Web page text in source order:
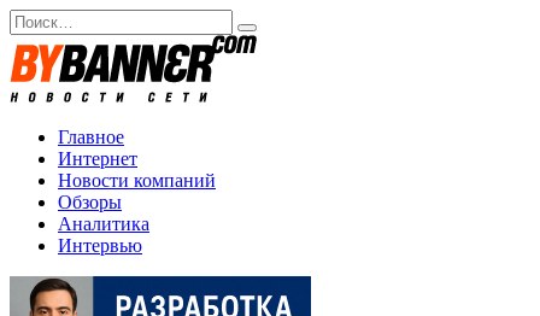
Перейти
к
содержанию
Search
for:
Главное
Интернет
Новости компаний
Обзоры
Аналитика
Интервью